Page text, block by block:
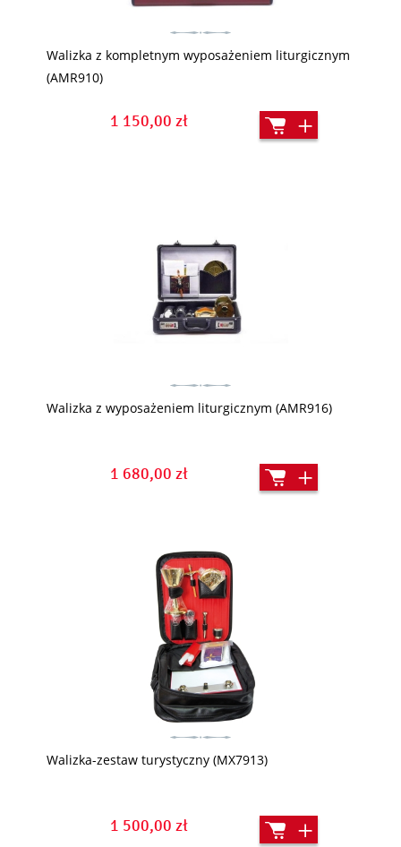
Walizka z kompletnym wyposażeniem liturgicznym
(AMR910)
1 150,00 zł
Walizka z wyposażeniem liturgicznym (AMR916)
1 680,00 zł
Walizka-zestaw turystyczny (MX7913)
1 500,00 zł